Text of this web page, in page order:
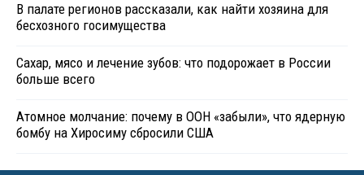
В палате регионов рассказали, как найти хозяина для
бесхозного госимущества
Сахар, мясо и лечение зубов: что подорожает в России
больше всего
Атомное молчание: почему в ООН «забыли», что ядерную
бомбу на Хиросиму сбросили США